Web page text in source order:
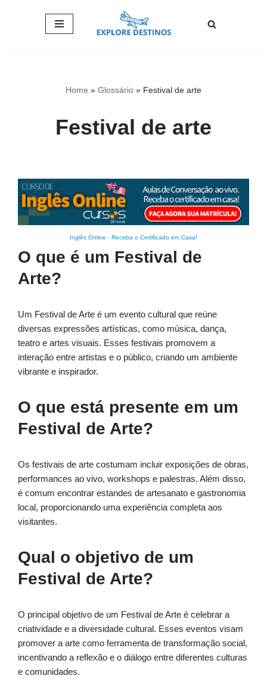
Home » Glossário » Festival de arte
Festival de arte
Inglês Online - Receba o Certificado em Casa!
O que é um Festival de
Arte?
Um Festival de Arte é um evento cultural que reúne
diversas expressões artísticas, como música, dança,
teatro e artes visuais. Esses festivais promovem a
interação entre artistas e o público, criando um ambiente
vibrante e inspirador.
O que está presente em um
Festival de Arte?
Os festivais de arte costumam incluir exposições de obras,
performances ao vivo, workshops e palestras. Além disso,
é comum encontrar estandes de artesanato e gastronomia
local, proporcionando uma experiência completa aos
visitantes.
Qual o objetivo de um
Festival de Arte?
O principal objetivo de um Festival de Arte é celebrar a
criatividade e a diversidade cultural. Esses eventos visam
promover a arte como ferramenta de transformação social,
incentivando a reflexão e o diálogo entre diferentes culturas
e comunidades.